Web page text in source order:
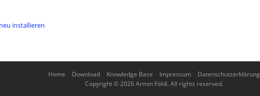
installieren
Home Download Knowledge Base Impressum
Datenschutzerklärung
Copyright © 2026 Armin Földi. All rights reserved.